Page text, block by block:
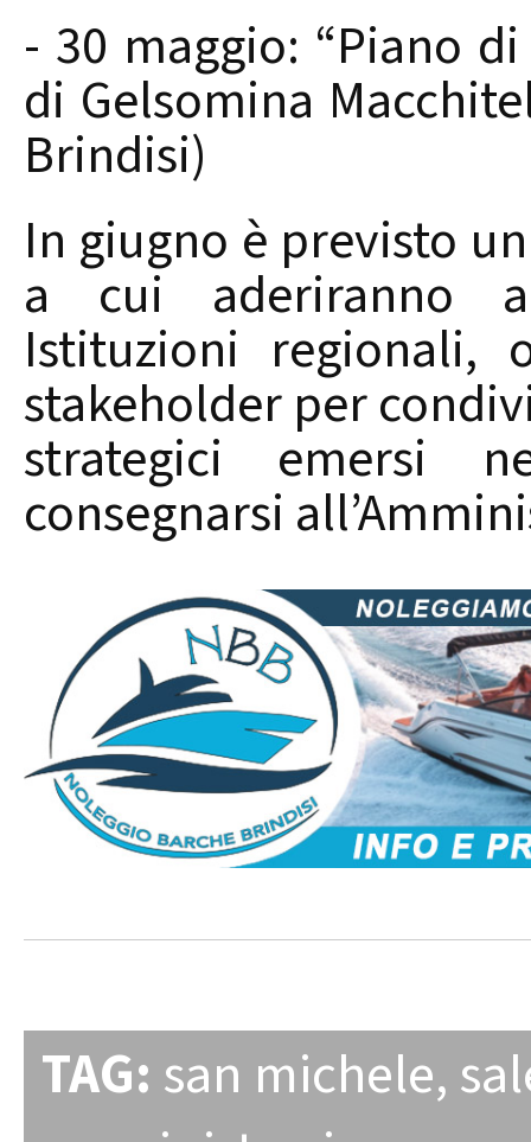
- 30 maggio: “Piano
di Gelsomina
Brindisi)
In giugno è previsto
a cui aderiranno
Istituzioni
stakeholder per
strategici emersi
consegnarsi
TAG: san michele,